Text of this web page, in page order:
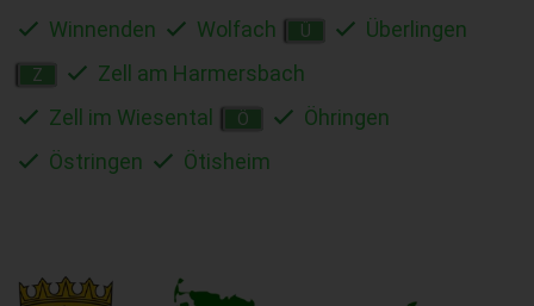
Winnenden
Wolfach Ü Überlingen
Z
Zell am Harmersbach
Zell im Wiesental
Ö
Öhringen
Östringen
Ötisheim